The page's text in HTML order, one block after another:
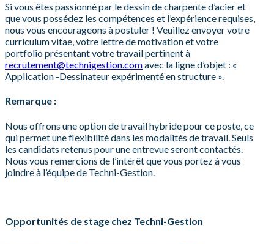
Si vous êtes passionné par le dessin de charpente d’acier et
que vous possédez les compétences et l’expérience requises,
nous vous encourageons à postuler ! Veuillez envoyer votre
curriculum vitae, votre lettre de motivation et votre
portfolio présentant votre travail pertinent à
recrutement@technigestion.comavec la ligne d’objet : «
Application -Dessinateur expérimenté en structure ».
Remarque :
Nous offrons une option de travail hybride pour ce poste, ce
qui permet une flexibilité dans les modalités de travail. Seuls
les candidats retenus pour une entrevue seront contactés.
Nous vous remercions de l’intérêt que vous portez à vous
joindre à l’équipe de Techni-Gestion.
Opportunités de stage chez Techni-Gestion